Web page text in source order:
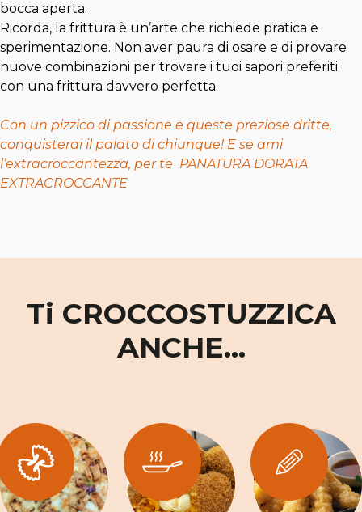
bocca aperta.
Ricorda, la frittura è un’arte che richiede pratica e
sperimentazione. Non aver paura di osare e di provare
nuove combinazioni per trovare i tuoi sapori preferiti
con una frittura davvero perfetta.
Con un pizzico di passione e queste preziose dritte,
conquisterai il palato di chiunque! E se ami
l’extracroccantezza, per te PANATURA DORATA
EXTRACROCCANTE
Ti CROCCOSTUZZICA
ANCHE...